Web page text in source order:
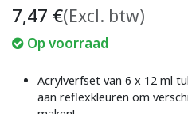
7,47 €(Excl. btw)
Op voorraad
Acrylverfset van 6 x 12 ml
aan reflexkleuren om